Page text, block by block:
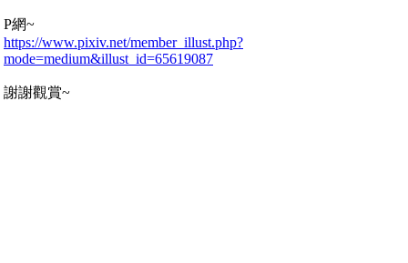
P網~
https://www.pixiv.net/member_illust.php?
mode=medium&illust_id=65619087
謝謝觀賞~